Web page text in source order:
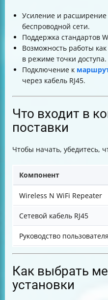
Усиление и
беспроводной сети.
Поддержка стандартов
Возможность работы
в режиме точки доступа.
Подключение к
через кабель RJ45.
Что входит в
поставки
Чтобы начать, убедитесь,
Компонент
Wireless N WiFi Repeater
Сетевой кабель RJ45
Руководство пользователя
Как выбрать
установки